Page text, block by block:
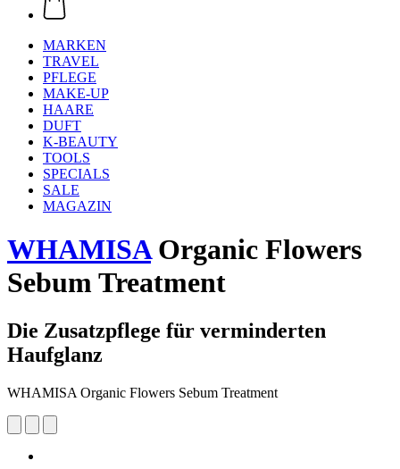
MARKEN
TRAVEL
PFLEGE
MAKE-UP
HAARE
DUFT
K-BEAUTY
TOOLS
SPECIALS
SALE
MAGAZIN
WHAMISAOrganic Flowers
Sebum Treatment
Die Zusatzpflege für verminderten
Haufglanz
WHAMISA Organic Flowers Sebum Treatment